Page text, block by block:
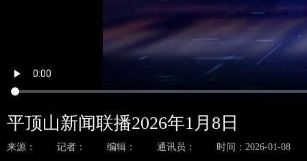
平顶山新闻联播2026年1月8日
来源： 记者： 编辑： 通讯员： 时间：2026-01-08